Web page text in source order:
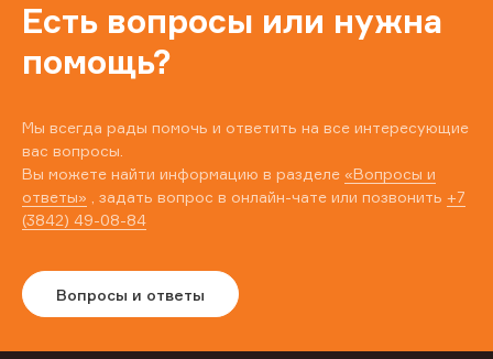
Есть вопросы или нужна
помощь?
Мы всегда рады помочь и ответить на все интересующие
вас вопросы.
Вы можете найти информацию в разделе «Вопросы и
ответы» , задать вопрос в онлайн-чате или позвонить +7
(3842) 49-08-84
Вопросы и ответы